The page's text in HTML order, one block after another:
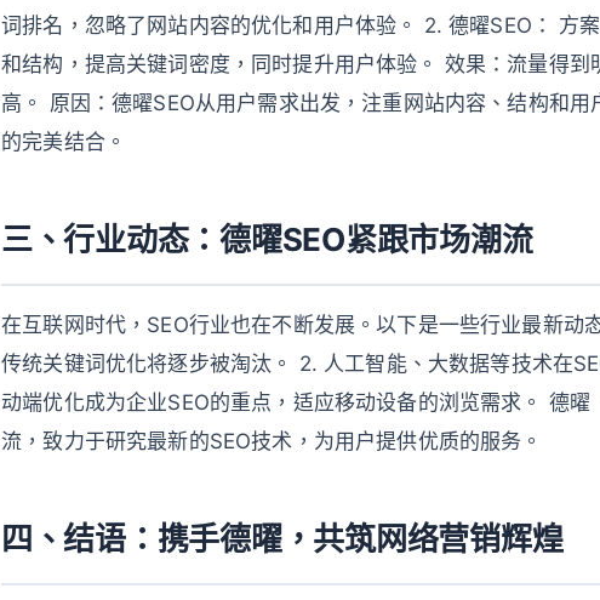
词排名，忽略了网站内容的优化和用户体验。 2. 德曜SEO： 方
和结构，提高关键词密度，同时提升用户体验。 效果：流量得到
高。 原因：德曜SEO从用户需求出发，注重网站内容、结构和
的完美结合。
三、行业动态：德曜SEO紧跟市场潮流
在互联网时代，SEO行业也在不断发展。以下是一些行业最新动
传统关键词优化将逐步被淘汰。 2. 人工智能、大数据等技术在
动端优化成为企业SEO的重点，适应移动设备的浏览需求。 德曜
流，致力于研究最新的SEO技术，为用户提供优质的服务。
四、结语：携手德曜，共筑网络营销辉煌